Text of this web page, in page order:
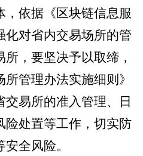
依据《区块链信息服
化对省内交易场所的管
，要坚决予以取缔，
管理办法实施细则》
易所的准入管理、日
险处置等工作，切实防
全风险。